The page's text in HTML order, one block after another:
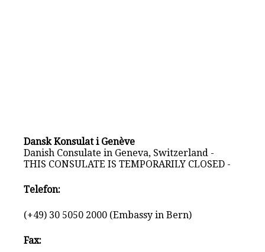
Dansk Konsulat i Genève
Danish Consulate in Geneva, Switzerland -
THIS CONSULATE IS TEMPORARILY CLOSED -
Telefon:
(+49) 30 5050 2000 (Embassy in Bern)
Fax: